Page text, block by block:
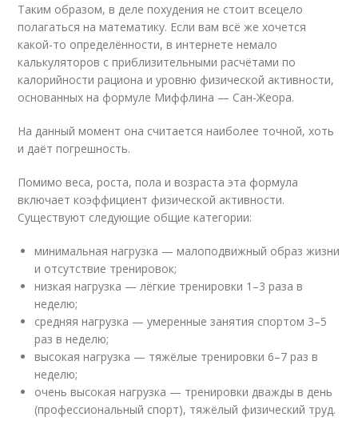
Таким образом, в деле похудения не стоит всецело
полагаться на математику. Если вам всё же хочется
какой-то определённости, в интернете немало
калькуляторов с приблизительными расчётами по
калорийности рациона и уровню физической активности,
основанных на формуле Миффлина — Сан-Жеора.
На данный момент она считается наиболее точной, хоть
и даёт погрешность.
Помимо веса, роста, пола и возраста эта формула
включает коэффициент физической активности.
Существуют следующие общие категории:
минимальная нагрузка — малоподвижный образ жизни
и отсутствие тренировок;
низкая нагрузка — лёгкие тренировки 1–3 раза в
неделю;
средняя нагрузка — умеренные занятия спортом 3–5
раз в неделю;
высокая нагрузка — тяжёлые тренировки 6–7 раз в
неделю;
очень высокая нагрузка — тренировки дважды в день
(профессиональный спорт), тяжёлый физический труд.